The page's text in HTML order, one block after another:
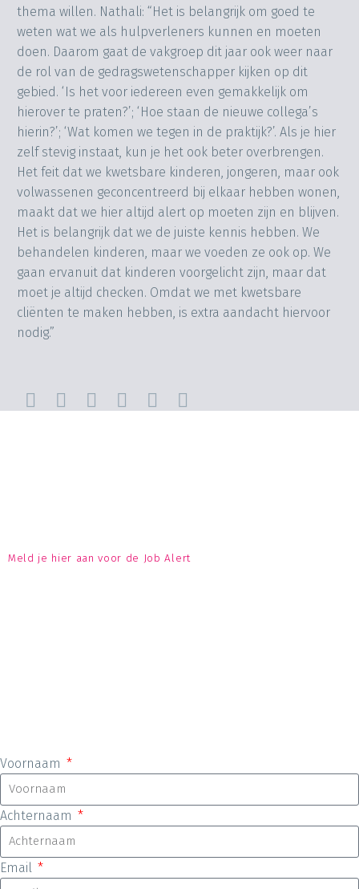
thema willen. Nathali: “Het is belangrijk om goed te
weten wat we als hulpverleners kunnen en moeten
doen. Daarom gaat de vakgroep dit jaar ook weer naar
de rol van de gedragswetenschapper kijken op dit
gebied. ‘Is het voor iedereen even gemakkelijk om
hierover te praten?’; ‘Hoe staan de nieuwe collega’s
hierin?’; ‘Wat komen we tegen in de praktijk?’. Als je hier
zelf stevig instaat, kun je het ook beter overbrengen.
Het feit dat we kwetsbare kinderen, jongeren, maar ook
volwassenen geconcentreerd bij elkaar hebben wonen,
maakt dat we hier altijd alert op moeten zijn en blijven.
Het is belangrijk dat we de juiste kennis hebben. We
behandelen kinderen, maar we voeden ze ook op. We
gaan ervanuit dat kinderen voorgelicht zijn, maar dat
moet je altijd checken. Omdat we met kwetsbare
cliënten te maken hebben, is extra aandacht hiervoor
nodig.”
Meld je hier aan voor de Job Alert
Voornaam
Achternaam
Email